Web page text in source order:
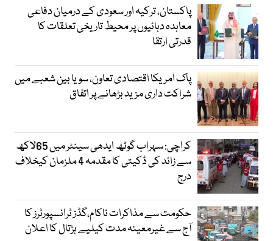
پاکستان، ترکیہ اور سعودی کے درمیان دفاعی
معاہدہ دہائیوں پر محیط تاریخی تعلقات کا
قدرتی ارتقا
پاک امریکا اقتصادی تعاون، سویا بین شعبے میں
شراکت داری مزید بڑھانے پر اتفاق
کراچی: سہراب گوٹھ ایدھی سینٹر میں 65لاکھ
سے زائد کی ڈکیتی کا مقدمہ 4 ملزمان کیخلاف
درج
حکومت سے مذاکرات ناکام،گڈز ٹرانسپورٹرز کا
آج سے غیرمعینہ مدت کیلیے ہڑتال کا اعلان